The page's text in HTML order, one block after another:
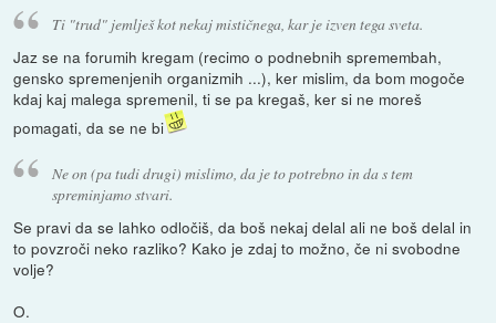
Ti "trud" jemlješ kot nekaj mističnega, kar je izven tega sveta.
Jaz se na forumih kregam (recimo o podnebnih spremembah,
gensko spremenjenih organizmih ...), ker mislim, da bom mogoče
kdaj kaj malega spremenil, ti se pa kregaš, ker si ne moreš
pomagati, da se ne bi
Ne on (pa tudi drugi) mislimo, da je to potrebno in da s tem
spreminjamo stvari.
Se pravi da se lahko odločiš, da boš nekaj delal ali ne boš delal in
to povzroči neko razliko? Kako je zdaj to možno, če ni svobodne
volje?
O.